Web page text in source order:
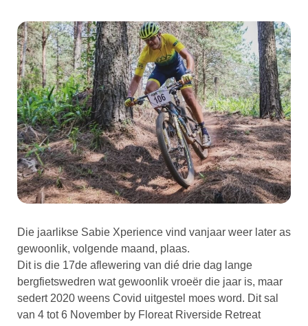
Die jaarlikse Sabie Xperience vind vanjaar weer later as
gewoonlik, volgende maand, plaas.
Dit is die 17de aflewering van dié drie dag lange
bergfietswedren wat gewoonlik vroeër die jaar is, maar
sedert 2020 weens Covid uitgestel moes word. Dit sal
van 4 tot 6 November by Floreat Riverside Retreat